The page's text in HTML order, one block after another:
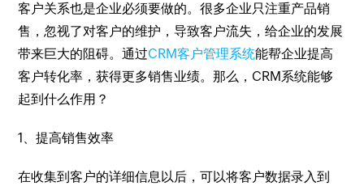
客户关系也是企业必须要做的。很多企业只注重产品销
售，忽视了对客户的维护，导致客户流失，给企业的发展
带来巨大的阻碍。通过CRM客户管理系统能帮企业提高
客户转化率，获得更多销售业绩。那么，CRM系统能够
起到什么作用？
1、提高销售效率
在收集到客户的详细信息以后，可以将客户数据录入到